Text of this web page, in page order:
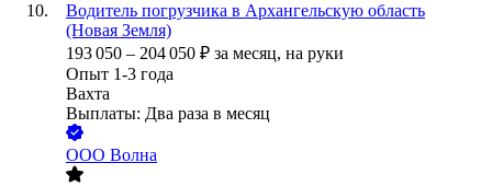
Водитель погрузчика в Архангельскую область
(Новая Земля)
193 050 – 204 050 ₽ за месяц, на руки
Опыт 1-3 года
Вахта
Выплаты: Два раза в месяц
ООО Волна